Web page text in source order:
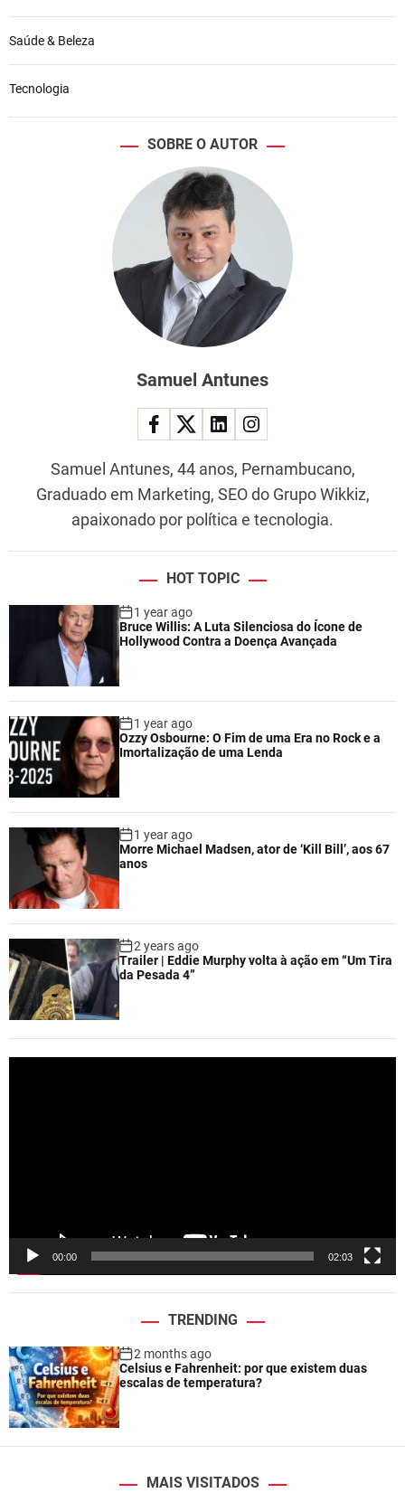
Saúde & Beleza
Tecnologia
SOBRE O AUTOR
Samuel Antunes
Samuel Antunes, 44 anos, Pernambucano,
Graduado em Marketing, SEO do Grupo Wikkiz,
apaixonado por política e tecnologia.
HOT TOPIC
1 year ago
Bruce Willis: A Luta Silenciosa do Ícone de
Hollywood Contra a Doença Avançada
1 year ago
Ozzy Osbourne: O Fim de uma Era no Rock e a
Imortalização de uma Lenda
1 year ago
Morre Michael Madsen, ator de ‘Kill Bill’, aos 67
anos
2 years ago
Trailer | Eddie Murphy volta à ação em “Um Tira
da Pesada 4”
00:00 02:03
TRENDING
2 months ago
Celsius e Fahrenheit: por que existem duas
escalas de temperatura?
MAIS VISITADOS